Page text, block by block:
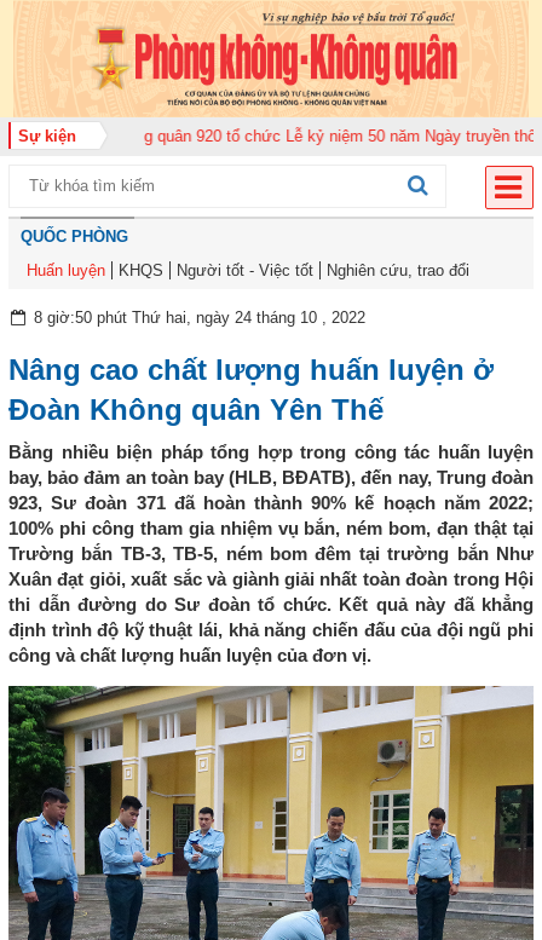
Sự kiện
đoàn Không quân 920 tổ chức Lễ kỷ niệm 50 năm Ngày truyền thống
QUỐC PHÒNG
Huấn luyện
KHQS Người tốt - Việc tốt Nghiên cứu, trao đổi
8 giờ:50 phút Thứ hai, ngày 24 tháng 10 , 2022
Nâng cao chất lượng huấn luyện ở
Đoàn Không quân Yên Thế
Bằng nhiều biện pháp tổng hợp trong công tác huấn luyện
bay, bảo đảm an toàn bay (HLB, BĐATB), đến nay, Trung đoàn
923, Sư đoàn 371 đã hoàn thành 90% kế hoạch năm 2022;
100% phi công tham gia nhiệm vụ bắn, ném bom, đạn thật tại
Trường bắn TB-3, TB-5, ném bom đêm tại trường bắn Như
Xuân đạt giỏi, xuất sắc và giành giải nhất toàn đoàn trong Hội
thi dẫn đường do Sư đoàn tổ chức. Kết quả này đã khẳng
định trình độ kỹ thuật lái, khả năng chiến đấu của đội ngũ phi
công và chất lượng huấn luyện của đơn vị.